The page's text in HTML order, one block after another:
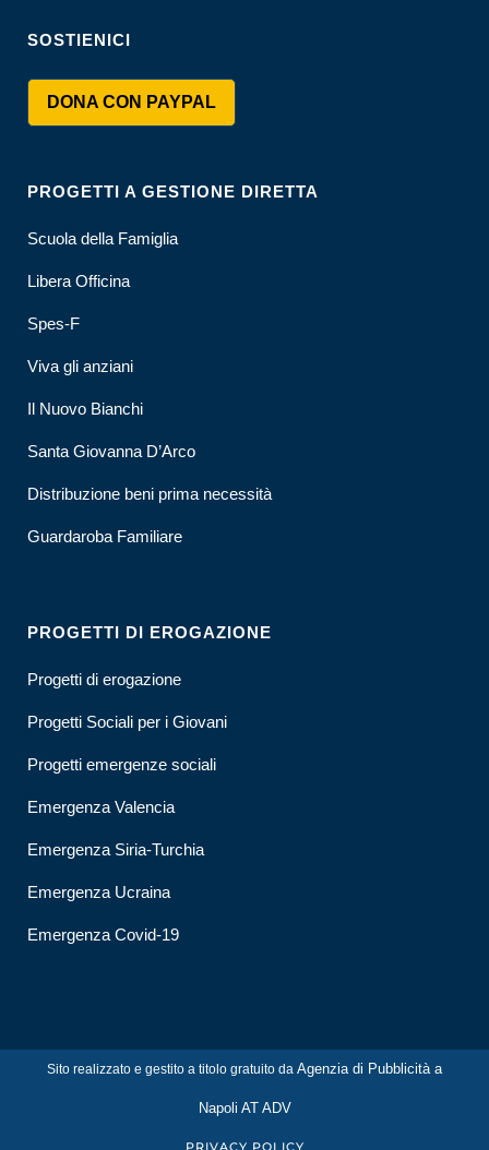
SOSTIENICI
DONA CON PAYPAL
PROGETTI A GESTIONE DIRETTA
Scuola della Famiglia
Libera Officina
Spes-F
Viva gli anziani
Il Nuovo Bianchi
Santa Giovanna D’Arco
Distribuzione beni prima necessità
Guardaroba Familiare
PROGETTI DI EROGAZIONE
Progetti di erogazione
Progetti Sociali per i Giovani
Progetti emergenze sociali
Emergenza Valencia
Emergenza Siria-Turchia
Emergenza Ucraina
Emergenza Covid-19
Sito realizzato e gestito a titolo gratuito da Agenzia di Pubblicità a
Napoli AT ADV